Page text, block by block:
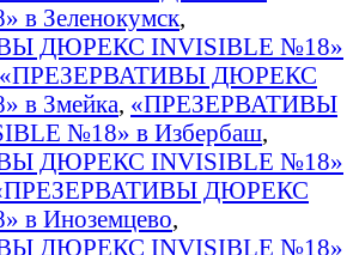
в Зеленокумск,
ДЮРЕКС INVISIBLE №18»
«ПРЕЗЕРВАТИВЫ ДЮРЕКС
в Змейка, «ПРЕЗЕРВАТИВЫ
№18» в Избербаш,
ДЮРЕКС INVISIBLE №18»
ДЮРЕКС
в Иноземцево,
ДЮРЕКС INVISIBLE №18»